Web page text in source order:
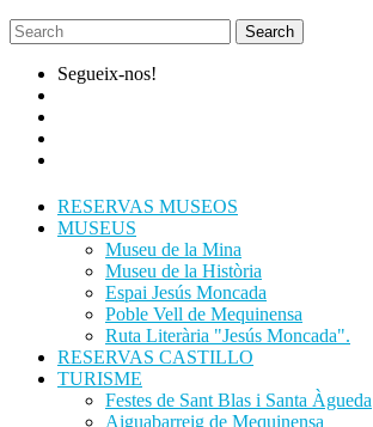
Segueix-nos!
RESERVAS MUSEOS
MUSEUS
Museu de la Mina
Museu de la Història
Espai Jesús Moncada
Poble Vell de Mequinensa
Ruta Literària "Jesús Moncada".
RESERVAS CASTILLO
TURISME
Festes de Sant Blas i Santa Àgueda
Aiguabarreig de Mequinensa